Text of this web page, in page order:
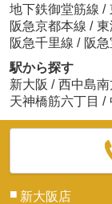
地下鉄御堂筋線 /
阪急京都本線 / 東
阪急千里線 / 阪
駅から探す
新大阪 / 西中島南
天神橋筋六丁目 /
■ 新大阪店